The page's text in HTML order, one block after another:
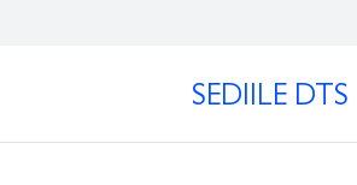
SEDIILE DTS